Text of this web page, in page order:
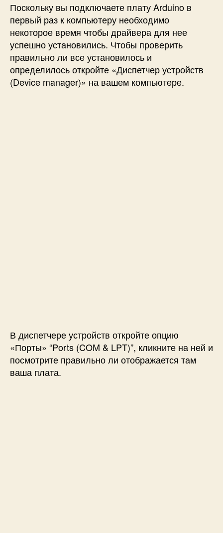
Поскольку вы подключаете плату Arduino в
первый раз к компьютеру необходимо
некоторое время чтобы драйвера для нее
успешно установились. Чтобы проверить
правильно ли все установилось и
определилось откройте «Диспетчер устройств
(Device manager)» на вашем компьютере.
В диспетчере устройств откройте опцию
«Порты» “Ports (COM & LPT)”, кликните на ней и
посмотрите правильно ли отображается там
ваша плата.